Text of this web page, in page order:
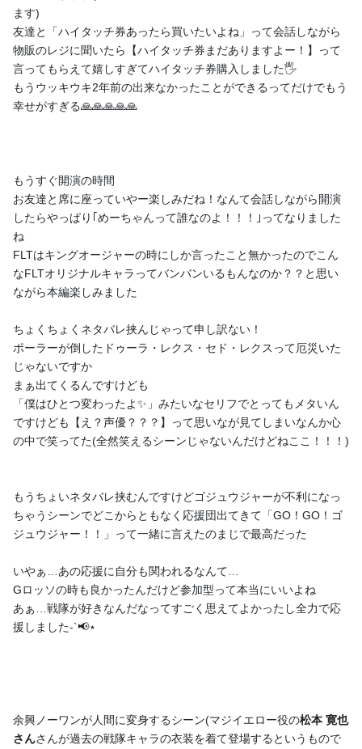
ルシア・アラモード公式ファンページ「ルシアの生態覗
いてみた」
2026/04/08
こんルシア～🍮☀️ ⚠この記事は2026年年明けすぐ位に書いた記
事ですので終わりの方に第4弾楽しみと書いてありますが第4弾は
千秋楽を迎えておりますのでご了承ください⚠ 改めてこんルシ
ア〜🍮☀️ 先日久しぶりにオタ活をしてきました～✨✨ そう！シ
アターGロッソで見れるナンバーワン戦隊ゴジュウ...
5 0
ルシア・アラモード公式ファンページ「ルシアの生態覗
いてみた」
2026/04/05
ます)
友達と「ハイタッチ券あったら買いたいよね」って会話しながら
物販のレジに聞いたら【ハイタッチ券まだありますよー！】って
言ってもらえて嬉しすぎてハイタッチ券購入しました🖐
もうウッキウキ2年前の出来なかったことができるってだけでもう
幸せがすぎる🙏🙏🙏🙏🙏
もうすぐ開演の時間
お友達と席に座っていやー楽しみだね！なんて会話しながら開演
したらやっぱり｢めーちゃんって誰なのよ！！！｣ってなりました
ね
FLTはキングオージャーの時にしか言ったこと無かったのでこん
なFLTオリジナルキャラってバンバンいるもんなのか？？と思い
ながら本編楽しみました
ちょくちょくネタバレ挟んじゃって申し訳ない！
ポーラーが倒したドゥーラ・レクス・セド・レクスって厄災いた
じゃないですか
まぁ出てくるんですけども
「僕はひとつ変わったよ✨」みたいなセリフでとってもメタいん
ですけども【え？声優？？？】って思いなが見てしまいなんか心
の中で笑ってた(全然笑えるシーンじゃないんだけどねここ！！！)
もうちょいネタバレ挟むんですけどゴジュウジャーが不利になっ
ちゃうシーンでどこからともなく応援団出てきて「GO！GO！ゴ
ジュウジャー！！」って一緒に言えたのまじで最高だった
いやぁ…あの応援に自分も関われるなんて…
Gロッソの時も良かったんだけど参加型って本当にいいよね
あぁ…戦隊が好きなんだなってすごく思えてよかったし全力で応
援しました-`📢⋆
余興ノーワンが人間に変身するシーン(マジイエロー役の松本 寛也
さんさんが過去の戦隊キャラの衣装を着て登場するというもので